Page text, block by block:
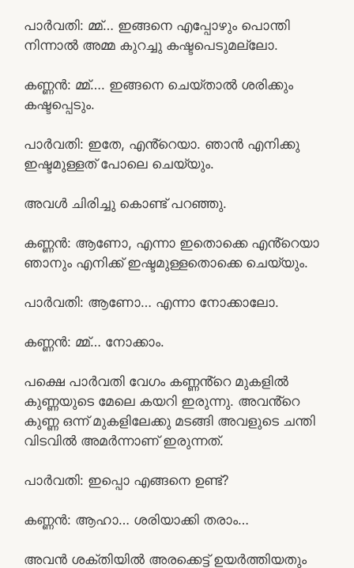
പാർവതി: മ്മ്… ഇങ്ങനെ എപ്പോഴും പൊന്തി
നിന്നാൽ അമ്മ കുറച്ചു കഷ്ടപെടുമല്ലോ.
കണ്ണൻ: മ്മ്…. ഇങ്ങനെ ചെയ്‌താൽ ശരിക്കും
കഷ്ടപ്പെടും.
പാർവതി: ഇതേ, എൻ്റെയാ. ഞാൻ എനിക്കു
ഇഷ്ടമുള്ളത് പോലെ ചെയ്യും.
അവൾ ചിരിച്ചു കൊണ്ട് പറഞ്ഞു.
കണ്ണൻ: ആണോ, എന്നാ ഇതൊക്കെ എൻ്റെയാ
ഞാനും എനിക്ക് ഇഷ്ടമുള്ളതൊക്കെ ചെയ്യും.
പാർവതി: ആണോ… എന്നാ നോക്കാലോ.
കണ്ണൻ: മ്മ്… നോക്കാം.
പക്ഷെ പാർവതി വേഗം കണ്ണൻ്റെ മുകളിൽ
കുണ്ണയുടെ മേലെ കയറി ഇരുന്നു. അവൻ്റെ
കുണ്ണ ഒന്ന് മുകളിലേക്കു മടങ്ങി അവളുടെ ചന്തി
വിടവിൽ അമർന്നാണ് ഇരുന്നത്.
പാർവതി: ഇപ്പൊ എങ്ങനെ ഉണ്ട്?
കണ്ണൻ: ആഹാ… ശരിയാക്കി തരാം…
അവൻ ശക്തിയിൽ അരക്കെട്ട് ഉയർത്തിയതും